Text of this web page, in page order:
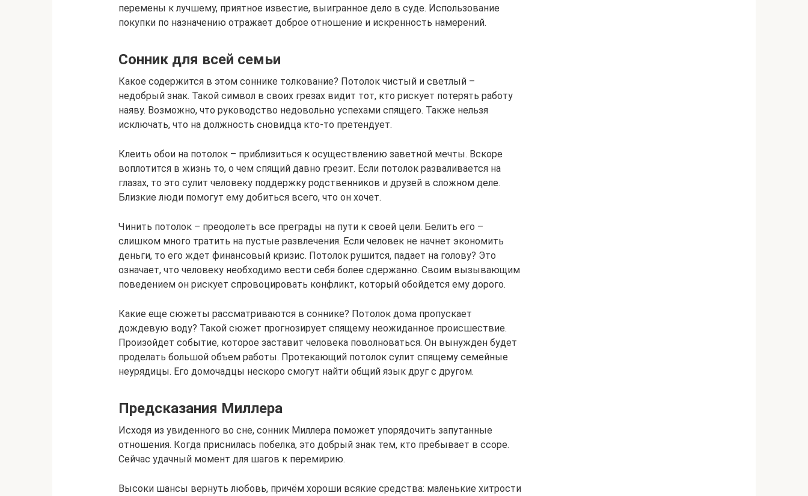
перемены к лучшему, приятное известие, выигранное дело в суде. Использование
покупки по назначению отражает доброе отношение и искренность намерений.
Сонник для всей семьи
Какое содержится в этом соннике толкование? Потолок чистый и светлый –
недобрый знак. Такой символ в своих грезах видит тот, кто рискует потерять работу
наяву. Возможно, что руководство недовольно успехами спящего. Также нельзя
исключать, что на должность сновидца кто-то претендует.
Клеить обои на потолок – приблизиться к осуществлению заветной мечты. Вскоре
воплотится в жизнь то, о чем спящий давно грезит. Если потолок разваливается на
глазах, то это сулит человеку поддержку родственников и друзей в сложном деле.
Близкие люди помогут ему добиться всего, что он хочет.
Чинить потолок – преодолеть все преграды на пути к своей цели. Белить его –
слишком много тратить на пустые развлечения. Если человек не начнет экономить
деньги, то его ждет финансовый кризис. Потолок рушится, падает на голову? Это
означает, что человеку необходимо вести себя более сдержанно. Своим вызывающим
поведением он рискует спровоцировать конфликт, который обойдется ему дорого.
Какие еще сюжеты рассматриваются в соннике? Потолок дома пропускает
дождевую воду? Такой сюжет прогнозирует спящему неожиданное происшествие.
Произойдет событие, которое заставит человека поволноваться. Он вынужден будет
проделать большой объем работы. Протекающий потолок сулит спящему семейные
неурядицы. Его домочадцы нескоро смогут найти общий язык друг с другом.
Предсказания Миллера
Исходя из увиденного во сне, сонник Миллера поможет упорядочить запутанные
отношения. Когда приснилась побелка, это добрый знак тем, кто пребывает в ссоре.
Сейчас удачный момент для шагов к перемирию.
Высоки шансы вернуть любовь, причём хороши всякие средства: маленькие хитрости